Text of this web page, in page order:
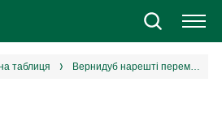
Новини
таблиця Вернидуб нарешті перемагає, Луческу втрачає, Едмар дебютує, Кучер дотискає Металіст. Підсумки 9-го туру УПЛ